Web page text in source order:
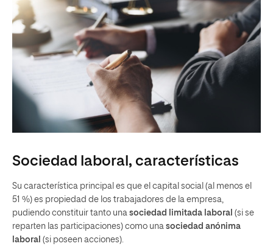
Sociedad laboral, características
Su característica principal es que el capital social (al menos el
51 %) es propiedad de los trabajadores de la empresa,
pudiendo constituir tanto una sociedad limitada laboral (si se
reparten las participaciones) como una sociedad anónima
laboral (si poseen acciones).